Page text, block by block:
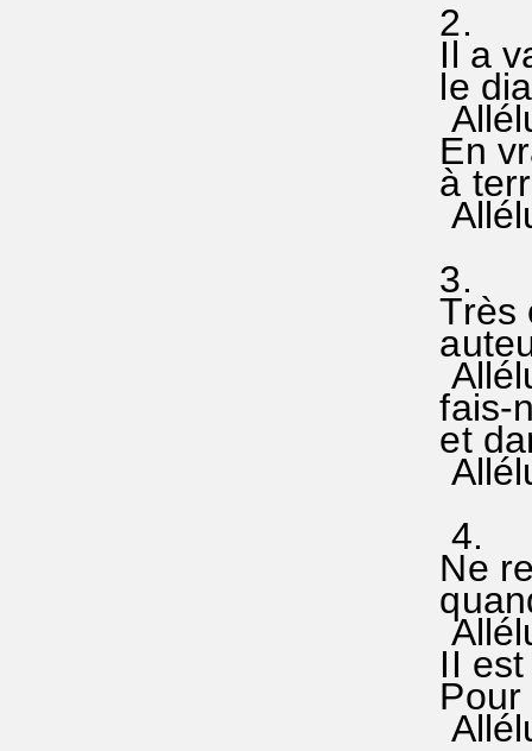
2.
Il a
le
En
à
3.
Très
fais-
et
4.
Ne
II est
Pour